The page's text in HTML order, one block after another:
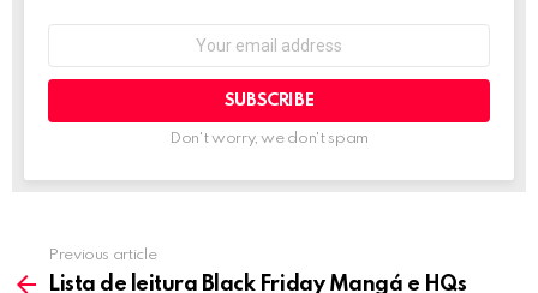
Don't worry, we don't spam
more
Previous article
Lista de leitura Black Friday Mangá e HQs